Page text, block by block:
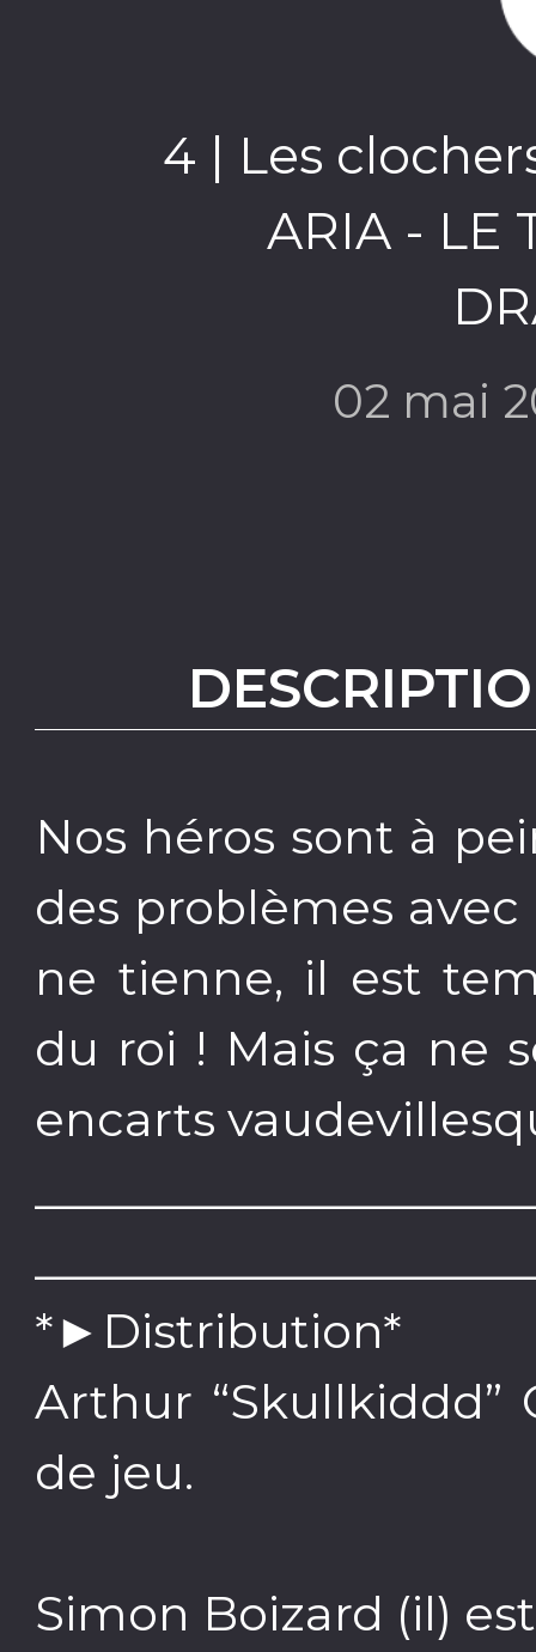
4 | Les
ARIA - LE
02 mai
Nos héros sont à
des problèmes avec
ne tienne, il est
du roi ! Mais ça ne
encarts
*►Distribution*
Arthur
de jeu.
Simon Boizard (il)